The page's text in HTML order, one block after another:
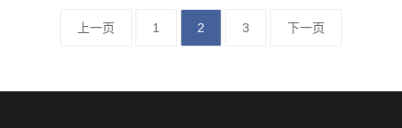
上一页 1 2 3 下一页